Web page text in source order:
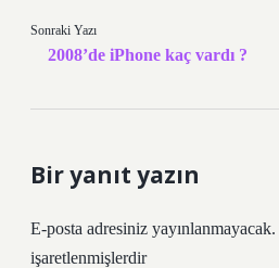
Sonraki Yazı
2008’de iPhone kaç vardı ?
Bir yanıt yazın
E-posta adresiniz yayınlanmayacak.
işaretlenmişlerdir